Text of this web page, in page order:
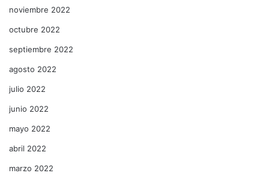
noviembre 2022
octubre 2022
septiembre 2022
agosto 2022
julio 2022
junio 2022
mayo 2022
abril 2022
marzo 2022